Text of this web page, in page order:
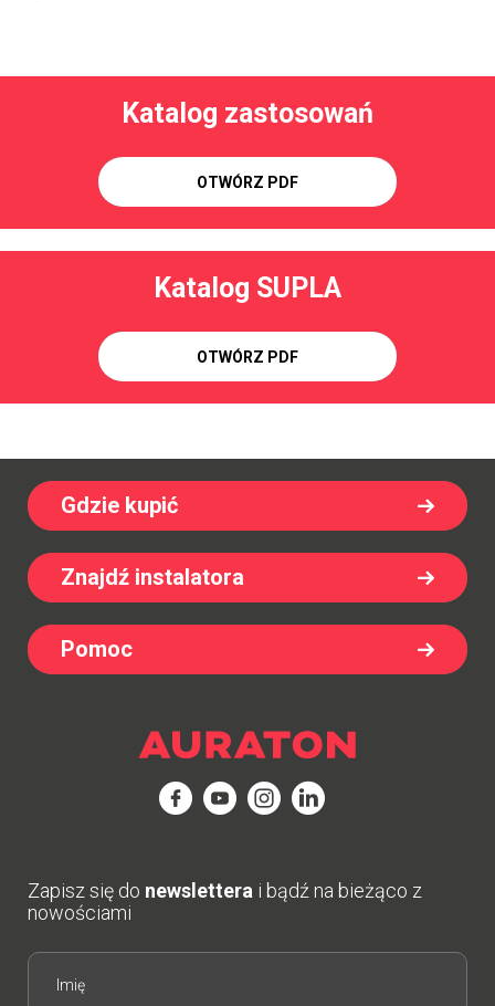
Katalog zastosowań
OTWÓRZ PDF
Katalog SUPLA
OTWÓRZ PDF
Gdzie kupić
Znajdź instalatora
Pomoc
Zapisz się do newslettera i bądź na bieżąco z
nowościami